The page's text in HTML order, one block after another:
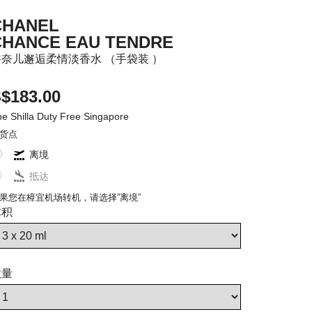
EAU TENDRE
儿邂逅柔情淡香水 （手袋装 ）
Shilla Duty Free Singapore
点
离境
抵达
您在樟宜机场转机，请选择”离境”